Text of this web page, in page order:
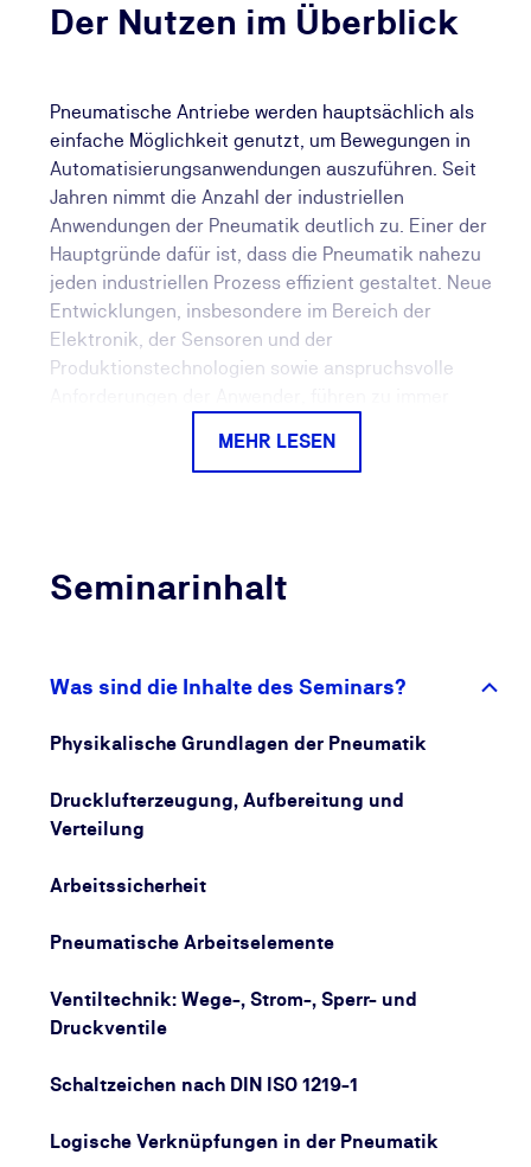
Der Nutzen im Überblick
Pneumatische Antriebe werden hauptsächlich als
einfache Möglichkeit genutzt, um Bewegungen in
Automatisierungsanwendungen auszuführen. Seit
Jahren nimmt die Anzahl der industriellen
Anwendungen der Pneumatik deutlich zu. Einer der
Hauptgründe dafür ist, dass die Pneumatik nahezu
jeden industriellen Prozess effizient gestaltet. Neue
Entwicklungen, insbesondere im Bereich der
Elektronik, der Sensoren und der
Produktionstechnologien sowie anspruchsvolle
Anforderungen, die die wichtigsten
hohe Anforderungen an die Steuer- und
die grundlegenden Gesetzmäßigkeiten der
und Antriebselemente, deren Symbolik nach DIN ISO
1219-1 und deren Anwendung veranschaulicht.
Sie, geeignete Komponenten auszuwählen und
am Lehrgang sind Sie in der Lage, einfache
systematisch einzugrenzen und Störungen zu
beheben.
MEHR LESEN
Seminarinhalt
Was sind die Inhalte des Seminars?
Physikalische Grundlagen der Pneumatik
Drucklufterzeugung, Aufbereitung und
Verteilung
Arbeitssicherheit
Pneumatische Arbeitselemente
Ventiltechnik: Wege-, Strom-, Sperr- und
Druckventile
Schaltzeichen nach DIN ISO 1219-1
Logische Verknüpfungen in der Pneumatik